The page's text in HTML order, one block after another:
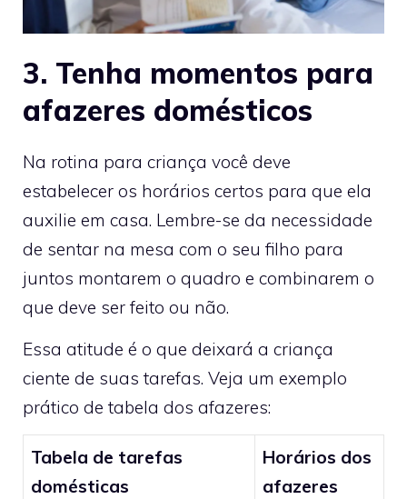
3. Tenha momentos para
afazeres domésticos
Na rotina para criança você deve
estabelecer os horários certos para que ela
auxilie em casa. Lembre-se da necessidade
de sentar na mesa com o seu filho para
juntos montarem o quadro e combinarem o
que deve ser feito ou não.
Essa atitude é o que deixará a criança
ciente de suas tarefas. Veja um exemplo
prático de tabela dos afazeres:
Tabela de tarefas
domésticas
Horários dos
afazeres